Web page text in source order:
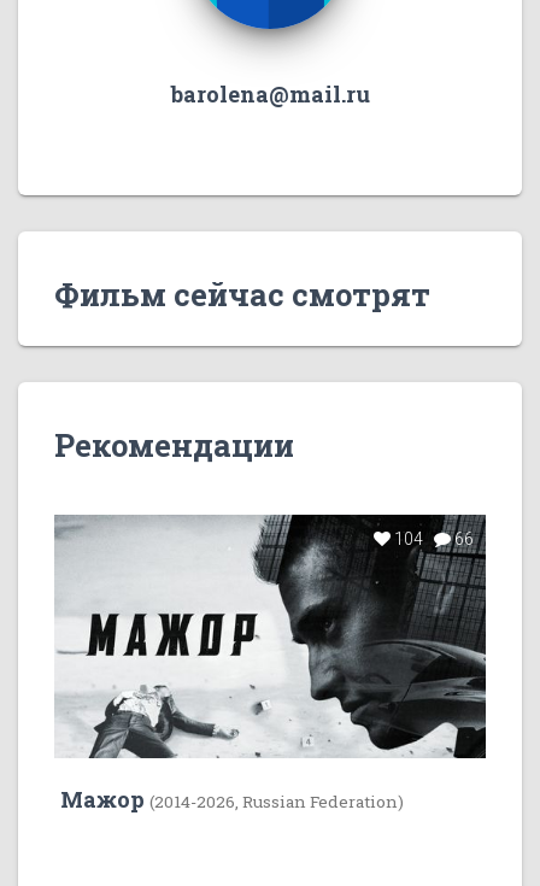
barolena@mail.ru
Фильм сейчас смотрят
Рекомендации
104 66
Мажор (2014-2026, Russian Federation)